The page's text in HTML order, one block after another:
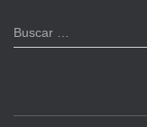
B
u
Buscar …